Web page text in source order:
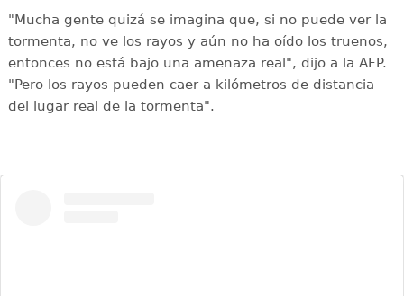
"Mucha gente quizá se imagina que, si no puede ver la
tormenta, no ve los rayos y aún no ha oído los truenos,
entonces no está bajo una amenaza real", dijo a la AFP.
"Pero los rayos pueden caer a kilómetros de distancia
del lugar real de la tormenta".